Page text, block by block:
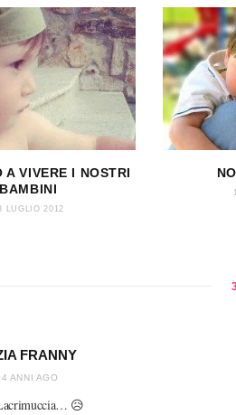
A VIVERE I NOSTRI
BAMBINI
LUGLIO 2012
FRANNY
ANNI AGO
😥